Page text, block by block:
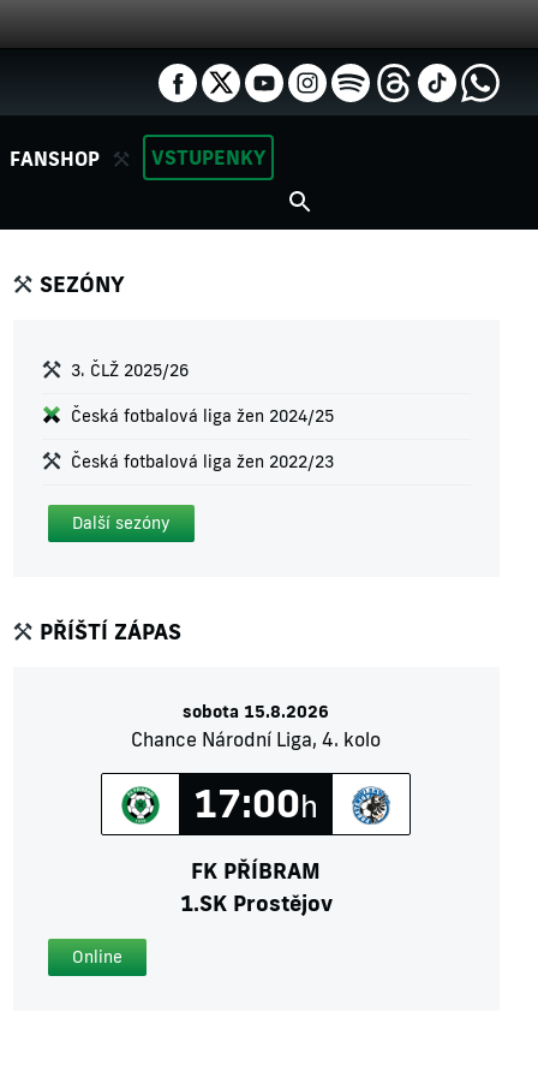
FANSHOP VSTUPENKY
SEZÓNY
3. ČLŽ 2025/26
Česká fotbalová liga žen 2024/25
Česká fotbalová liga žen 2022/23
Další sezóny
PŘÍŠTÍ ZÁPAS
sobota 15.8.2026
Chance Národní Liga, 4. kolo
17:00h
FK PŘÍBRAM
1.SK Prostějov
Online